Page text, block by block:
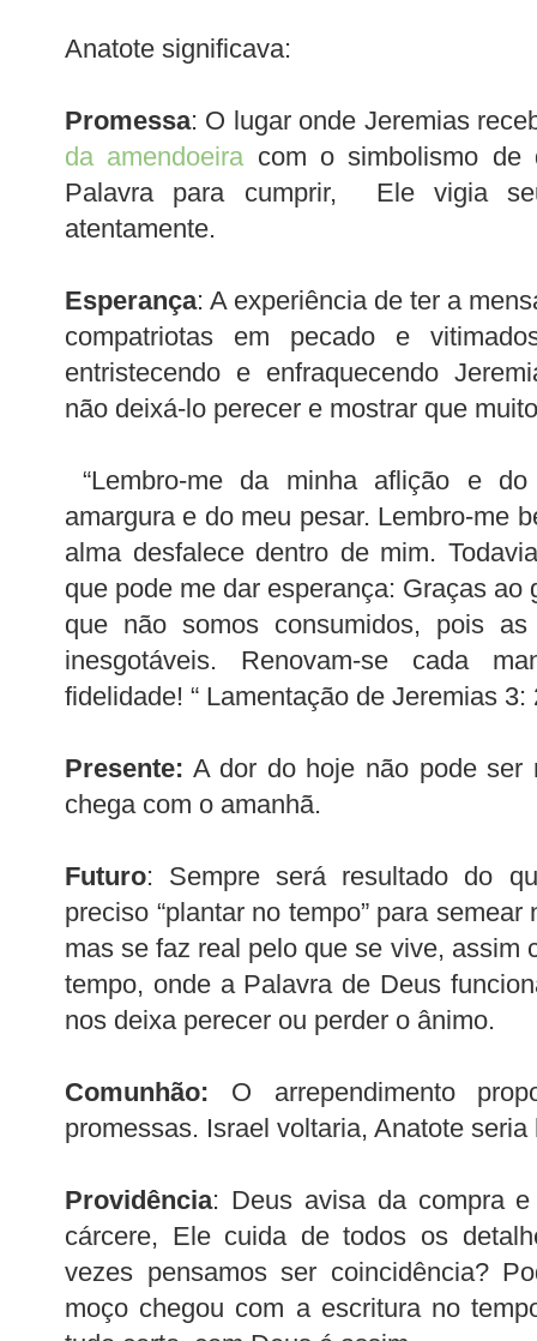
Anatote significava:
Promessa: O lugar onde Jeremias
da amendoeiracom o simbolismo de
Palavra para cumprir, Ele vigia
atentamente.
Esperança: A experiência de ter a
compatriotas em pecado e
entristecendo e enfraquecendo
não deixá-lo perecer e mostrar que
“Lembro-me da minha aflição e
amargura e do meu pesar. Lembro-me
alma desfalece dentro de mim.
que pode me dar esperança: Graças ao
que não somos consumidos, pois
inesgotáveis. Renovam-se cada
fidelidade! “ Lamentação de Jeremias 3:
Presente: A dor do hoje não pode ser
chega com o amanhã.
Futuro: Sempre será resultado do
preciso “plantar no tempo” para
mas se faz real pelo que se vive, assim
tempo, onde a Palavra de Deus
nos deixa perecer ou perder o ânimo.
Comunhão: O arrependimento
promessas. Israel voltaria, Anatote
Providência: Deus avisa da compra
cárcere, Ele cuida de todos os
vezes pensamos ser coincidência?
moço chegou com a escritura no